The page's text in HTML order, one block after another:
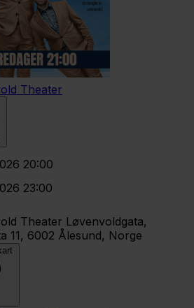
Theater
20:00
23:00
Theater Løvenvoldgata,
11, 6002 Ålesund, Norge